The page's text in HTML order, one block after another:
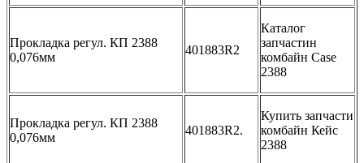
Прокладка регул. КП 2388
0,076мм
401883R2
Каталог
запчастин
комбайн Case
2388
Прокладка регул. КП 2388
0,076мм
401883R2.
Купить запчасти
комбайн Кейс
2388